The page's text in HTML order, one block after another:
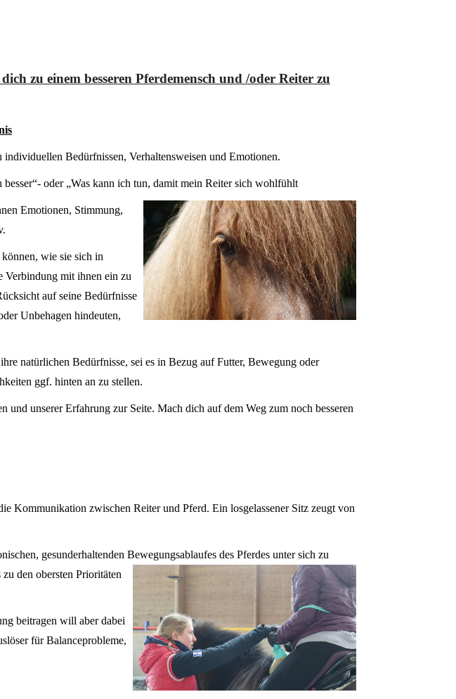
zu einem besseren Pferdemensch und /oder Reiter zu
Bedürfnissen, Verhaltensweisen und Emotionen.
oder „Was kann ich tun, damit mein Reiter sich wohlfühlt
Emotionen, Stimmung,
wie sie sich in
Verbindung mit ihnen ein zu
auf seine Bedürfnisse
Unbehagen hindeuten,
natürlichen Bedürfnisse, sei es in Bezug auf Futter, Bewegung oder
ggf. hinten an zu stellen.
unserer Erfahrung zur Seite. Mach dich auf dem Weg zum noch besseren
Kommunikation zwischen Reiter und Pferd. Ein losgelassener Sitz zeugt von
gesunderhaltenden Bewegungsablaufes des Pferdes unter sich zu
den obersten Prioritäten
beitragen will aber dabei
für Balanceprobleme,